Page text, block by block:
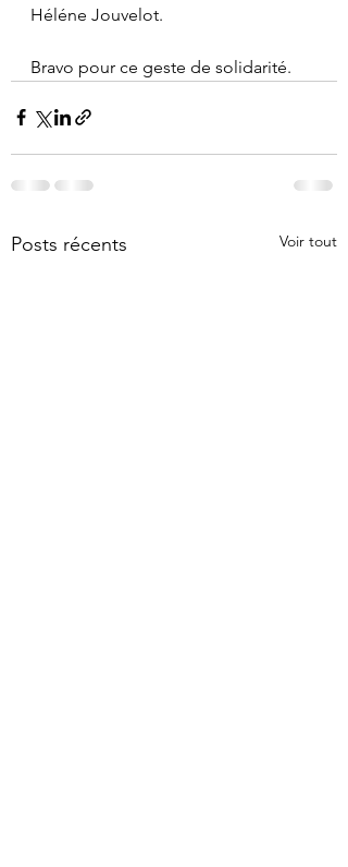
Héléne Jouvelot.
Bravo pour ce geste de solidarité.
Posts récents Voir tout